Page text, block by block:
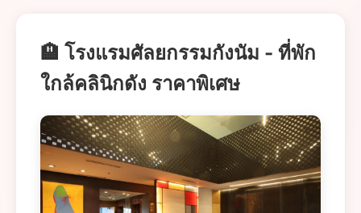
🏨 โรงแรมศัลยกรรมกังนัม - ที่พัก
ใกล้คลินิกดัง ราคาพิเศษ